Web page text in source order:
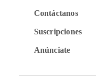
Contáctanos
Suscripciones
Anúnciate